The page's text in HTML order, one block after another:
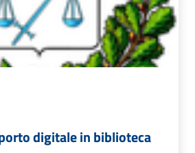
digitale in biblioteca